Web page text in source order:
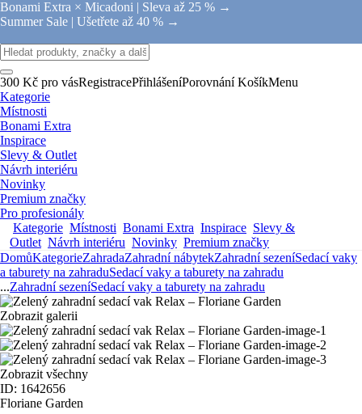
Bonami Extra × Micadoni | Sleva až 25 % →
Summer Sale | Ušetřete až 40 % →
300 Kč pro vásRegistracePřihlášeníPorovnání KošíkMenu
Kategorie
Místnosti
Bonami Extra
Inspirace
Slevy & Outlet
Návrh interiéru
Novinky
Premium značky
Pro profesionály
Kategorie Místnosti Bonami Extra Inspirace Slevy &
Outlet Návrh interiéru Novinky Premium značky
DomůKategorieZahradaZahradní nábytekZahradní sezeníSedací vaky
a taburety na zahraduSedací vaky a taburety na zahradu
...Zahradní sezeníSedací vaky a taburety na zahradu
Zobrazit galerii
Zobrazit všechny
ID: 1642656
Floriane Garden